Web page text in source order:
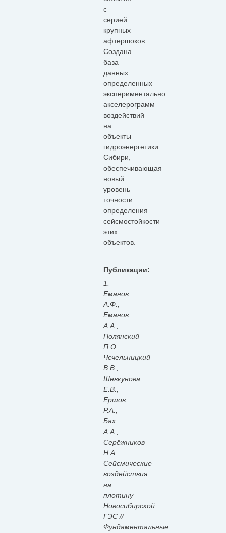
с
серией
крупных
афтершоков.
Создана
база
данных
определенных
экспериментально
акселерограмм
воздействий
на
объекты
гидроэнергетики
Сибири,
обеспечивающая
новый
уровень
точности
определения
сейсмостойкости
этих
объектов.
Публикации:
1.
Еманов
А.Ф.,
Еманов
А.А.,
Полянский
П.О.,
Чечельницкий
В.В.,
Шевкунова
Е.В.,
Ершов
Р.А.,
Бах
А.А.,
Серёжников
Н.А.
Сейсмические
воздействия
на
плотину
Новосибирской
ГЭС //
Фундаментальные